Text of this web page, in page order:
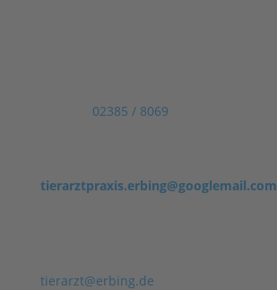
02385 / 8069
tierarztpraxis.erbing@googlemail.com
tierarzt@erbing.de